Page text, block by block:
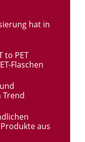
hat in
to PET
Flaschen
Trend
aus